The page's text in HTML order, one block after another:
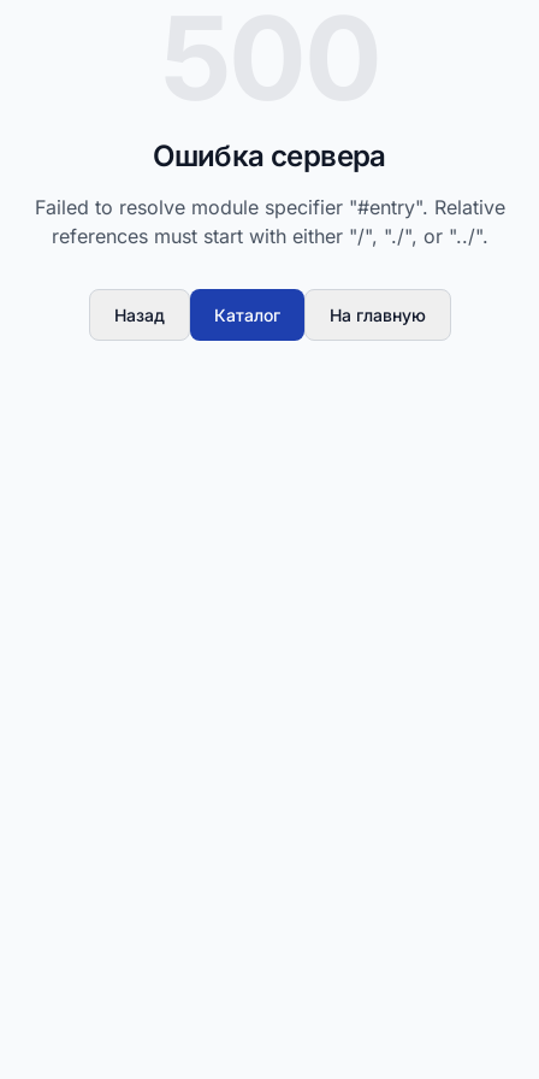
Ошибка сервера
Failed to resolve module specifier "#entry". Relative
references must start with either "/", "./", or "../".
Назад Каталог На главную